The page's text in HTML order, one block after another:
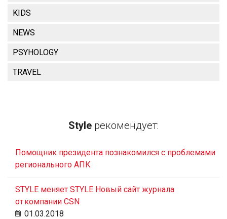
KIDS
NEWS
PSYHOLOGY
TRAVEL
Style рекомендует:
Помощник президента познакомился с проблемами
регионального АПК
STYLE меняет STYLE Новый сайт журнала
от компании CSN
01.03.2018